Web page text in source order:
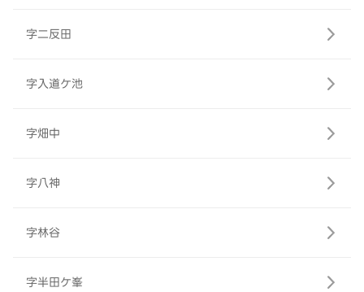
字二反田
字入道ケ池
字畑中
字八神
字林谷
字半田ケ峯